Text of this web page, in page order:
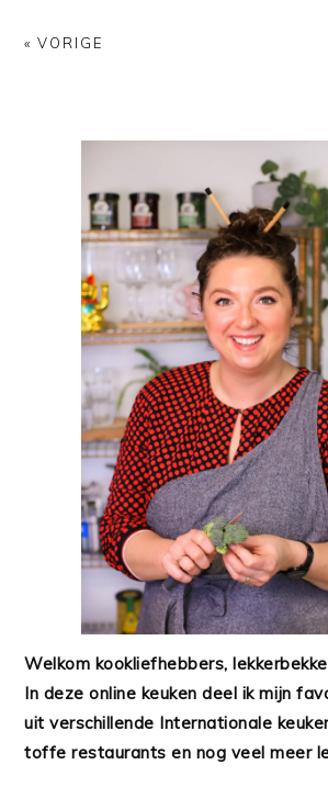
« VORIGE
Welkom kookliefhebbers,
In deze online keuken deel ik mijn
uit verschillende Internationale
toffe restaurants en nog veel meer